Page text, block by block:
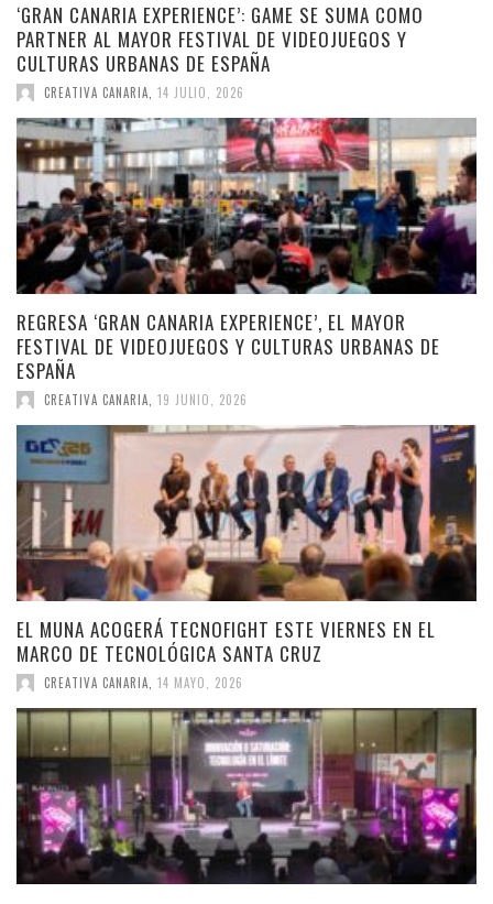
‘GRAN CANARIA EXPERIENCE’: GAME SE SUMA COMO
PARTNER AL MAYOR FESTIVAL DE VIDEOJUEGOS Y
CULTURAS URBANAS DE ESPAÑA
CREATIVA CANARIA 14 JULIO, 2026
REGRESA ‘GRAN CANARIA EXPERIENCE’, EL MAYOR
FESTIVAL DE VIDEOJUEGOS Y CULTURAS URBANAS DE
ESPAÑA
CREATIVA CANARIA 19 JUNIO, 2026
EL MUNA ACOGERÁ TECNOFIGHT ESTE VIERNES EN EL
MARCO DE TECNOLÓGICA SANTA CRUZ
CREATIVA CANARIA 14 MAYO, 2026